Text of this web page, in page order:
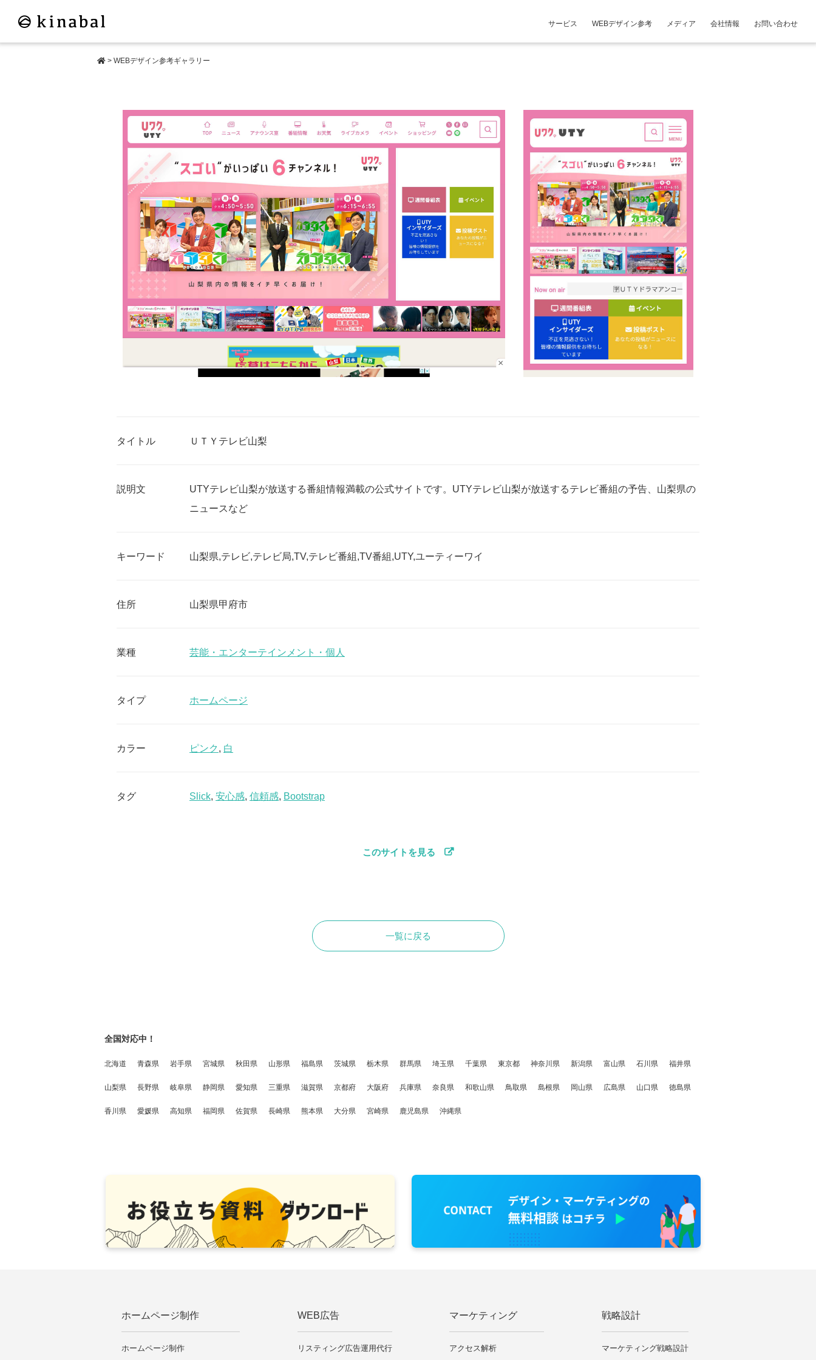
サービス WEBデザイン参考 メディア 会社情報 お問い合わせ
> WEBデザイン参考ギャラリー
タイトル ＵＴＹテレビ山梨
説明文
UTYテレビ山梨が放送する番組情報満載の公式サイトです。UTYテレビ山梨が放送するテレビ番組の予告、山梨県の
ニュースなど
キーワード 山梨県,テレビ,テレビ局,TV,テレビ番組,TV番組,UTY,ユーティーワイ
住所 山梨県甲府市
業種 芸能・エンターテインメント・個人
タイプ ホームページ
カラー ピンク , 白
タグ Slick, 安心感, 信頼感, Bootstrap
このサイトを見る
一覧に戻る
全国対応中！
北海道 青森県 岩手県 宮城県 秋田県 山形県 福島県 茨城県 栃木県 群馬県 埼玉県 千葉県 東京都 神奈川県 新潟県 富山県 石川県 福井県
山梨県 長野県 岐阜県 静岡県 愛知県 三重県 滋賀県 京都府 大阪府 兵庫県 奈良県 和歌山県 鳥取県 島根県 岡山県 広島県 山口県 徳島県
香川県 愛媛県 高知県 福岡県 佐賀県 長崎県 熊本県 大分県 宮崎県 鹿児島県 沖縄県
ホームページ制作
ホームページ制作
WEB広告
リスティング広告運用代行
マーケティング
アクセス解析
戦略設計
マーケティング戦略設計